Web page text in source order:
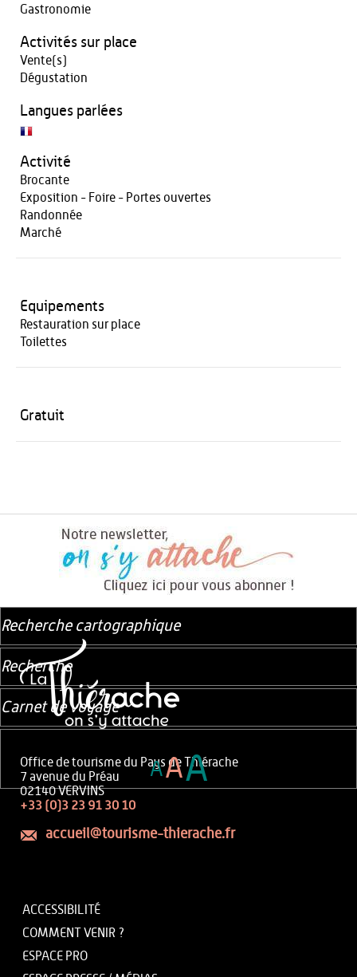
Gastronomie
Activités sur place
Vente(s)
Dégustation
Langues parlées
Activité
Brocante
Exposition - Foire - Portes ouvertes
Randonnée
Marché
Equipements
Restauration sur place
Toilettes
Gratuit
Office de tourisme du Pays de Thiérache
7 avenue du Préau
02140 VERVINS
+33 (0)3 23 91 30 10
accueil@tourisme-thierache.fr
ACCESSIBILITÉ
COMMENT VENIR ?
ESPACE PRO
Recherche cartographique
Recherche
Carnet de voyage
AAA